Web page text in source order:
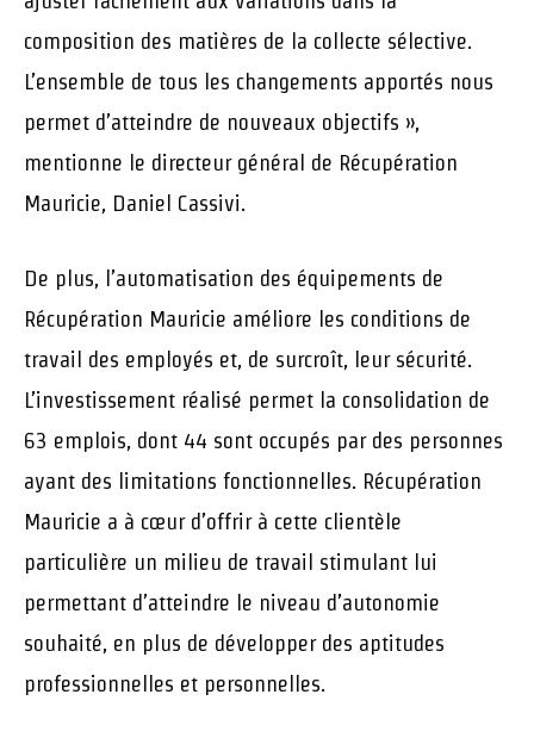
composition des matières de la collecte sélective.
L’ensemble de tous les changements apportés nous
permet d’atteindre de nouveaux objectifs »,
mentionne le directeur général de Récupération
Mauricie, Daniel Cassivi.
De plus, l’automatisation des équipements de
Récupération Mauricie améliore les conditions de
travail des employés et, de surcroît, leur sécurité.
L’investissement réalisé permet la consolidation de
63 emplois, dont 44 sont occupés par des personnes
ayant des limitations fonctionnelles. Récupération
Mauricie a à cœur d’offrir à cette clientèle
particulière un milieu de travail stimulant lui
permettant d’atteindre le niveau d’autonomie
souhaité, en plus de développer des aptitudes
professionnelles et personnelles.